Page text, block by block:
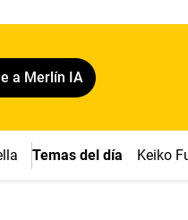
a Merlín IA
Temas del día Keiko